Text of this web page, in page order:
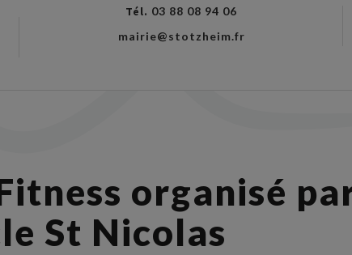
Tél. 03 88 08 94 06
mairie@stotzheim.fr
organisé
St Nicolas